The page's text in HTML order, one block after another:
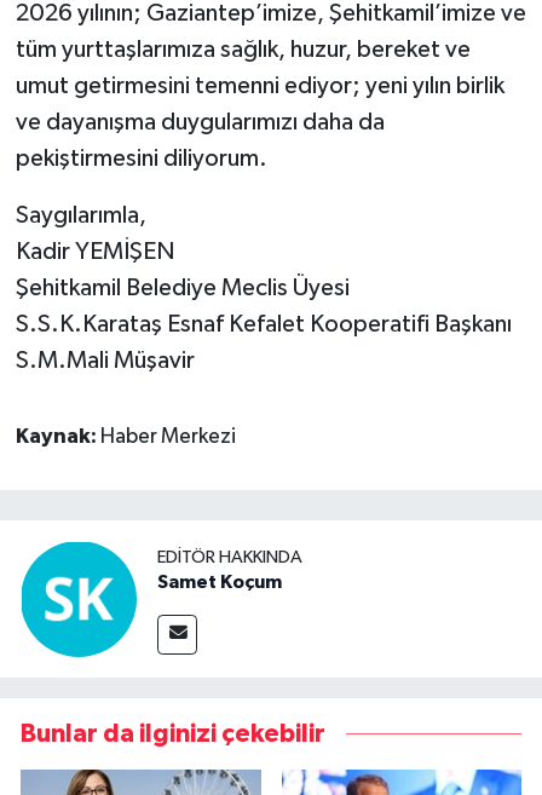
2026 yılının; Gaziantep’imize, Şehitkamil’imize ve
tüm yurttaşlarımıza sağlık, huzur, bereket ve
umut getirmesini temenni ediyor; yeni yılın birlik
ve dayanışma duygularımızı daha da
pekiştirmesini diliyorum.
Saygılarımla,
Kadir YEMİŞEN
Şehitkamil Belediye Meclis Üyesi
S.S.K.Karataş Esnaf Kefalet Kooperatifi Başkanı
S.M.Mali Müşavir
Kaynak: Haber Merkezi
EDITÖR HAKKINDA
Samet Koçum
Bunlar da ilginizi çekebilir
Yemek